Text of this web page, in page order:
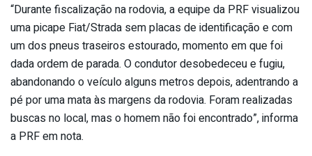
“Durante fiscalização na rodovia, a equipe da PRF visualizou
uma picape Fiat/Strada sem placas de identificação e com
um dos pneus traseiros estourado, momento em que foi
dada ordem de parada. O condutor desobedeceu e fugiu,
abandonando o veículo alguns metros depois, adentrando a
pé por uma mata às margens da rodovia. Foram realizadas
buscas no local, mas o homem não foi encontrado”, informa
a PRF em nota.